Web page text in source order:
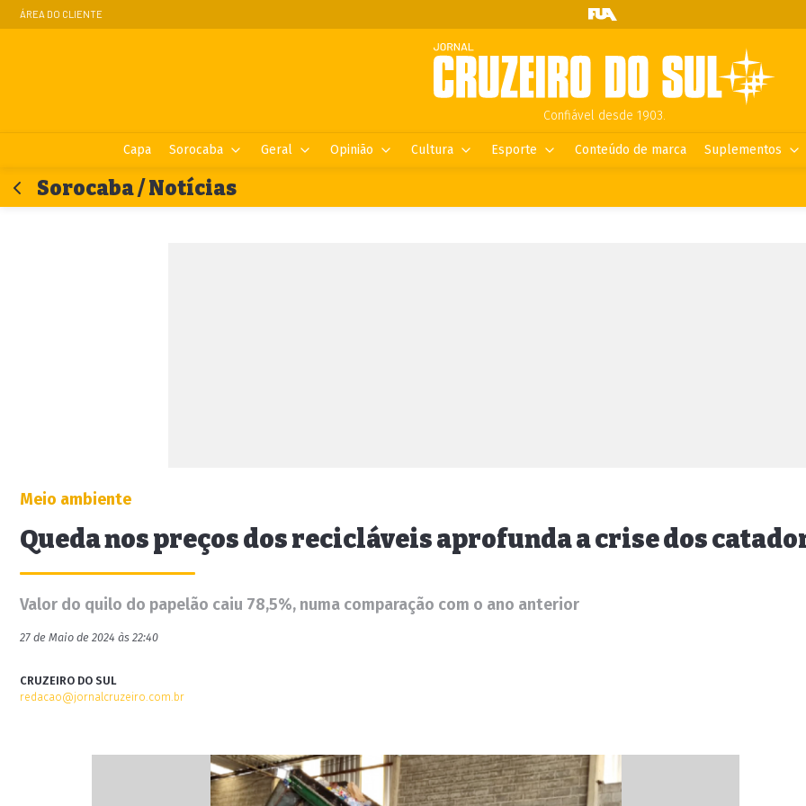
ÁREA DO CLIENTE
Confiável desde 1903.
Capa Sorocaba Geral Opinião Cultura Esporte Conteúdo de marca Suplementos
Sorocaba / Notícias
Meio ambiente
Queda nos preços dos recicláveis aprofunda a crise dos
Valor do quilo do papelão caiu 78,5%, numa comparação com o ano anterior
27 de Maio de 2024 às 22:40
CRUZEIRO DO SUL
redacao@jornalcruzeiro.com.br